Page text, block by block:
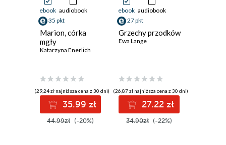
ebook audiobook
35 pkt
Marion, córka
mgły
Katarzyna Enerlich
(29,24 zł najniższa cena z 30 dni)
35.99 zł
44.99zł (-20%)
ebook audiobook
27 pkt
Grzechy przodków
Ewa Lange
(26,87 zł najniższa cena z 30 dni)
27.22 zł
34.90zł (-22%)